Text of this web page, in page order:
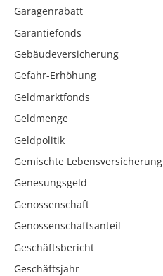
Garagenrabatt
Garantiefonds
Gebäudeversicherung
Gefahr-Erhöhung
Geldmarktfonds
Geldmenge
Geldpolitik
Gemischte Lebensversicherung
Genesungsgeld
Genossenschaft
Genossenschaftsanteil
Geschäftsbericht
Geschäftsjahr